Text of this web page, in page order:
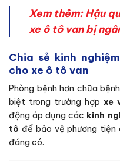
Xem thêm:Hậu
xe ô tô van bị
Chia sẻ kinh
cho xe ô tô van
Phòng bệnh hơn chữa
biệt trong trường hợpxe
động áp dụng các kinh
tô để bảo vệ phương tiện
đáng có.